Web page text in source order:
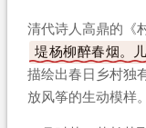
清代诗人高鼎的《
堤杨柳醉春烟。
描绘出春日乡村独
放风筝的生动模样。